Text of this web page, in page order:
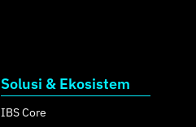
Solusi & Ekosistem
IBS Core